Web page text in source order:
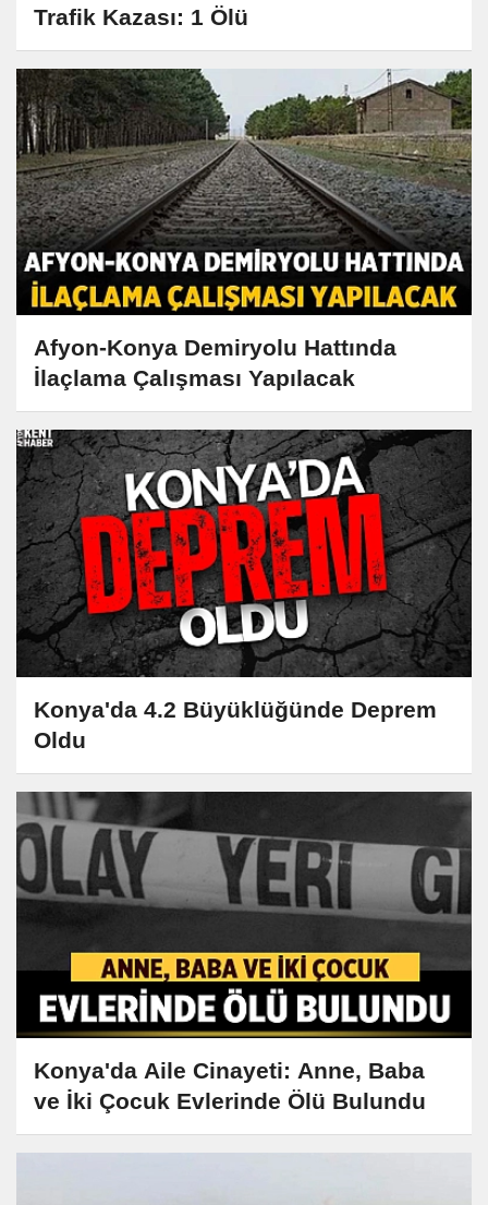
Trafik Kazası: 1 Ölü
Afyon-Konya Demiryolu Hattında
İlaçlama Çalışması Yapılacak
Konya'da 4.2 Büyüklüğünde Deprem
Oldu
Konya'da Aile Cinayeti: Anne, Baba
ve İki Çocuk Evlerinde Ölü Bulundu